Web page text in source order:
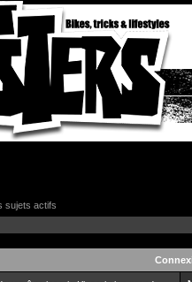
sujets actifs